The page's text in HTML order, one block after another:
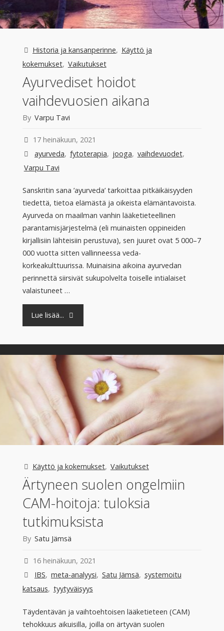
Historia ja kansanperinne, Käyttö ja
kokemukset, Vaikutukset
Ayurvediset hoidot
vaihdevuosien aikana
By Varpu Tavi
17 heinäkuun, 2021
ayurveda, fytoterapia, jooga, vaihdevuodet,
Varpu Tavi
Sanskritin sana ’ayurveda’ tarkoittaa pitkäikäisyyden
tiedettä, tietoa elämästä ja oikeista elämäntavoista.
Ayurveda on maailman vanhin lääketieteellinen
parantamisjärjestelmä (eli muinaisten oppineiden
kirjallisiin lähteisiin perustuva), sen juuret ovat 5 000–7
000 vuotta sitten vallinneessa veda-
korkeakulttuurissa. Muinaisina aikoina ayurvedan
perinnettä siirsivät sukupolvelta toiselle intialaiset
valaistuneet …
Lue lisää... "Ayurvediset
vaihdevuosien
aikana"
Käyttö ja kokemukset, Vaikutukset
Ärtyneen suolen ongelmiin
CAM-hoitoja: tuloksia
tutkimuksista
By Satu Jämsä
16 heinäkuun, 2021
IBS, meta-analyysi, Satu Jämsä, systemoitu
katsaus, tyytyväisyys
Täydentävän ja vaihtoehtoisen lääketieteen (CAM)
tehokkuus aikuisilla, joilla on ärtyvän suolen